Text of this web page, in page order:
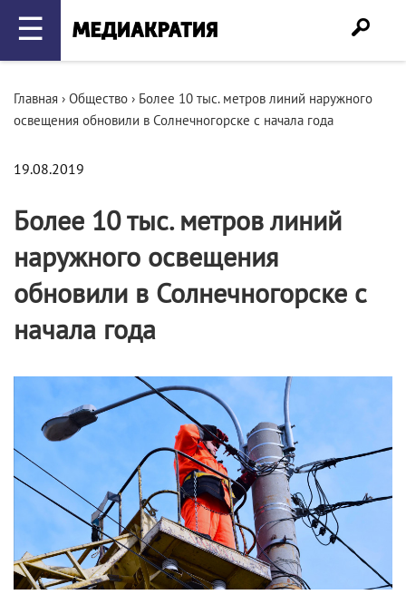
☰
Главная › Общество › Более 10 тыс. метров линий наружного
освещения обновили в Солнечногорске с начала года
19.08.2019
Более 10 тыс. метров линий
наружного освещения
обновили в Солнечногорске с
начала года